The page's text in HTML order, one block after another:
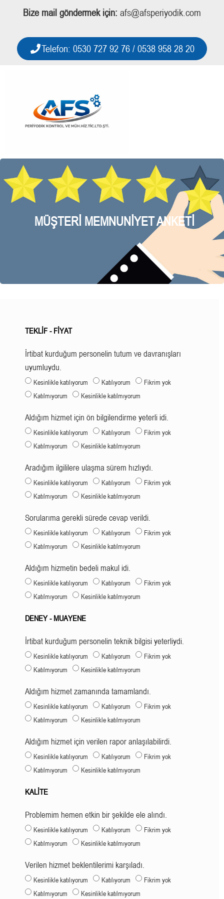
Bize mail göndermek için: afs@afsperiyodik.com
Telefon: 0530 727 92 76 / 0538 958 28 20
MÜŞTERI MEMNUNIYET ANKETI
TEKLİF - FİYAT
İrtibat kurduğum personelin tutum ve davranışları
uyumluydu.
Kesinlikle katılıyorum Katılıyorum
Fikrim yok
Katılmıyorum
Kesinlikle katılmıyorum
Aldığım hizmet için ön bilgilendirme yeterli idi.
Kesinlikle katılıyorum Katılıyorum
Fikrim yok
Katılmıyorum
Kesinlikle katılmıyorum
Aradığım ilgililere ulaşma sürem hızlıydı.
Kesinlikle katılıyorum Katılıyorum
Fikrim yok
Katılmıyorum
Kesinlikle katılmıyorum
Sorularıma gerekli sürede cevap verildi.
Kesinlikle katılıyorum Katılıyorum
Fikrim yok
Katılmıyorum
Kesinlikle katılmıyorum
Aldığım hizmetin bedeli makul idi.
Kesinlikle katılıyorum Katılıyorum
Fikrim yok
Katılmıyorum
Kesinlikle katılmıyorum
DENEY - MUAYENE
İrtibat kurduğum personelin teknik bilgisi yeterliydi.
Kesinlikle katılıyorum Katılıyorum
Fikrim yok
Katılmıyorum
Kesinlikle katılmıyorum
Aldığım hizmet zamanında tamamlandı.
Kesinlikle katılıyorum Katılıyorum
Fikrim yok
Katılmıyorum
Kesinlikle katılmıyorum
Aldığım hizmet için verilen rapor anlaşılabilirdi.
Kesinlikle katılıyorum Katılıyorum
Fikrim yok
Katılmıyorum
Kesinlikle katılmıyorum
KALİTE
Problemim hemen etkin bir şekilde ele alındı.
Kesinlikle katılıyorum Katılıyorum
Fikrim yok
Katılmıyorum
Kesinlikle katılmıyorum
Verilen hizmet beklentilerimi karşıladı.
Kesinlikle katılıyorum Katılıyorum
Fikrim yok
Katılmıyorum
Kesinlikle katılmıyorum